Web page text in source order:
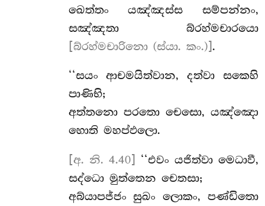
ඛෙත්තං යඤ්ඤස්ස සම්පන්නං,
සඤ්ඤතා බ්රහ්මචාරයො
[බ්රහ්මචාරිනො (ස්යා. කං.)].
‘‘සයං ආචමයිත්වාන, දත්වා සකෙහි
පාණිභි;
අත්තනො පරතො චෙසො, යඤ්ඤො
හොති මහප්ඵලො.
[අ. නි. 4.40] ‘‘එවං යජිත්වා මෙධාවී,
සද්ධො මුත්තෙන චෙතසා;
අබ්යාපජ්ජං සුඛං ලොකං, පණ්ඩිතො